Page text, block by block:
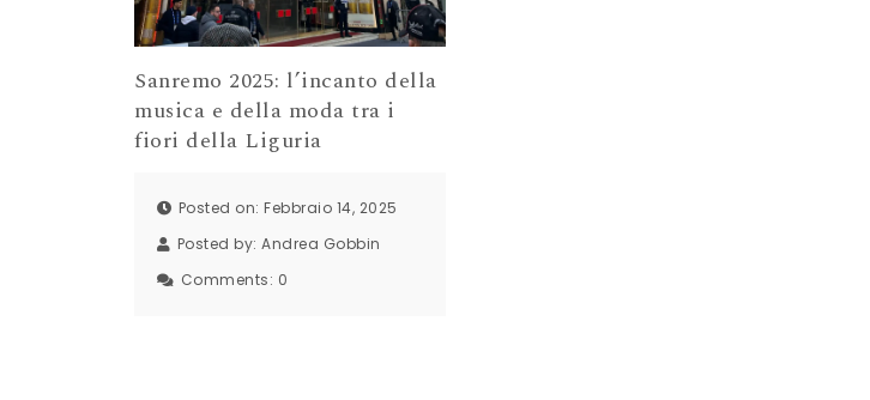
Sanremo 2025: l’incanto della
musica e della moda tra i
fiori della Liguria
Posted on: Febbraio 14, 2025
Posted by: Andrea Gobbin
Comments: 0